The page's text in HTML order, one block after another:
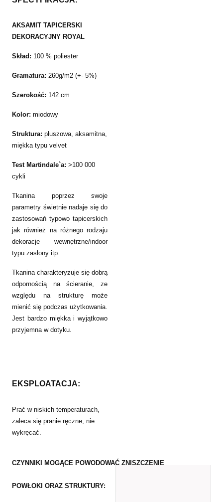
AKSAMIT TAPICERSKI
DEKORACYJNY ROYAL
Skład: 100 % poliester
Gramatura: 260g/m2 (+- 5%)
Szerokość: 142 cm
Kolor: miodowy
Struktura: pluszowa, aksamitna,
miękka typu velvet
Test Martindale`a: >100 000
cykli
Tkanina poprzez swoje
parametry świetnie nadaje się do
zastosowań typowo tapicerskich
jak również na różnego rodzaju
dekoracje wewnętrzne/indoor
typu zasłony itp.
Tkanina charakteryzuje się dobrą
odpornością na ścieranie, ze
względu na strukturę może
mienić się podczas użytkowania.
Jest bardzo miękka i wyjątkowo
przyjemna w dotyku.
EKSPLOATACJA:
Prać w niskich temperaturach,
zaleca się pranie ręczne, nie
wykręcać.
CZYNNIKI MOGĄCE POWODOWAĆ ZNISZCZENIE
POWŁOKI ORAZ STRUKTURY: